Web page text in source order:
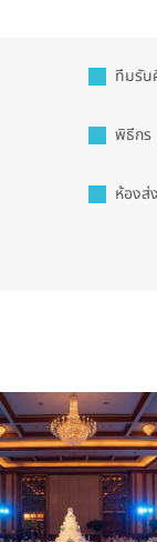
ทีมรัน
พิธีกร
ห้องส่